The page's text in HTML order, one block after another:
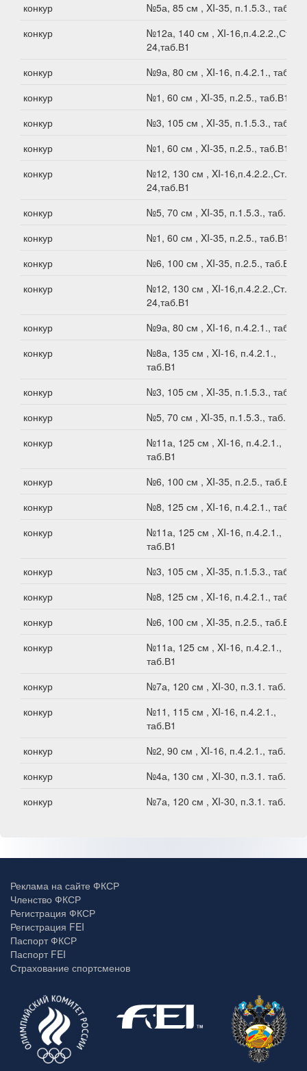
конкур
№5а, 85 см , XI-35, п.1.5.3., таб.В1
конкур
№12а, 140 см , XI-16,п.4.2.2.,Ст.XI-
24,таб.В1
конкур
№9а, 80 см , XI-16, п.4.2.1., таб.В1
конкур
№1, 60 см , XI-35, п.2.5., таб.В1
конкур
№3, 105 см , XI-35, п.1.5.3., таб.В1
конкур
№1, 60 см , XI-35, п.2.5., таб.В1
конкур
№12, 130 см , XI-16,п.4.2.2.,Ст.XI-
24,таб.В1
конкур
№5, 70 см , XI-35, п.1.5.3., таб.В1
конкур
№1, 60 см , XI-35, п.2.5., таб.В1
конкур
№6, 100 см , XI-35, п.2.5., таб.В1
конкур
№12, 130 см , XI-16,п.4.2.2.,Ст.XI-
24,таб.В1
конкур
№9а, 80 см , XI-16, п.4.2.1., таб.В1
конкур
№8а, 135 см , XI-16, п.4.2.1.,
таб.В1
конкур
№3, 105 см , XI-35, п.1.5.3., таб.В1
конкур
№5, 70 см , XI-35, п.1.5.3., таб.В1
конкур
№11а, 125 см , XI-16, п.4.2.1.,
таб.В1
конкур
№6, 100 см , XI-35, п.2.5., таб.В1
конкур
№8, 125 см , XI-16, п.4.2.1., таб.В1
конкур
№11а, 125 см , XI-16, п.4.2.1.,
таб.В1
конкур
№3, 105 см , XI-35, п.1.5.3., таб.В1
конкур
№8, 125 см , XI-16, п.4.2.1., таб.В1
конкур
№6, 100 см , XI-35, п.2.5., таб.В1
конкур
№11а, 125 см , XI-16, п.4.2.1.,
таб.В1
конкур
№7а, 120 см , XI-30, п.3.1. таб.В1
конкур
№11, 115 см , XI-16, п.4.2.1.,
таб.В1
конкур
№2, 90 см , XI-16, п.4.2.1., таб.В1
конкур
№4а, 130 см , XI-30, п.3.1. таб.В1
конкур
№7а, 120 см , XI-30, п.3.1. таб.В1
Реклама на сайте ФКСР
Членство ФКСР
Регистрация ФКСР
Регистрация FEI
Паспорт ФКСР
Паспорт FEI
Страхование спортсменов